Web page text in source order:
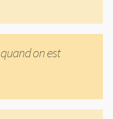
quand on est